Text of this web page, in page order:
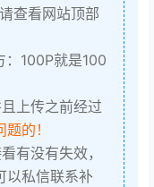
查看网站顶部
：100P就是100
且上传之前经过
的！
有没有失效，
以私信联系补